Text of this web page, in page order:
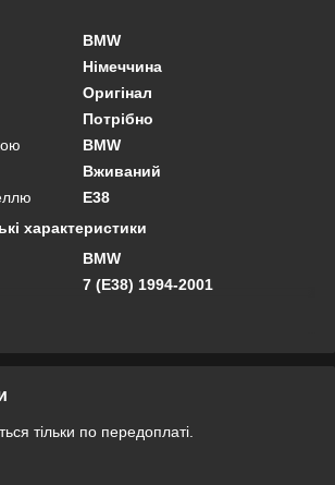
BMW
Німеччина
Оригінал
Потрібно
BMW
Вживаний
E38
характеристики
BMW
7 (E38) 1994-2001
тільки по передоплаті.